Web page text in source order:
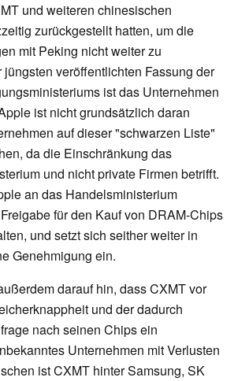
und weiteren chinesischen
zurückgestellt hatten, um die
mit Peking nicht weiter zu
jüngsten veröffentlichten Fassung der
ist das Unternehmen
ist nicht grundsätzlich daran
auf dieser "schwarzen Liste"
da die Einschränkung das
und nicht private Firmen betrifft.
an das Handelsministerium
für den Kauf von DRAM-Chips
und setzt sich seither weiter in
Genehmigung ein.
darauf hin, dass CXMT vor
und der dadurch
nach seinen Chips ein
Unternehmen mit Verlusten
ist CXMT hinter Samsung, SK